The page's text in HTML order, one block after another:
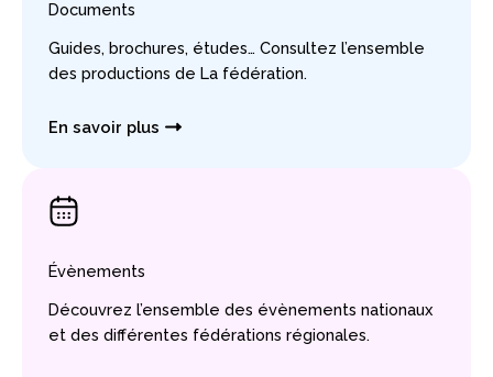
Documents
Guides, brochures, études… Consultez l’ensemble
des productions de La fédération.
En savoir plus
Évènements
Découvrez l’ensemble des évènements nationaux
et des différentes fédérations régionales.